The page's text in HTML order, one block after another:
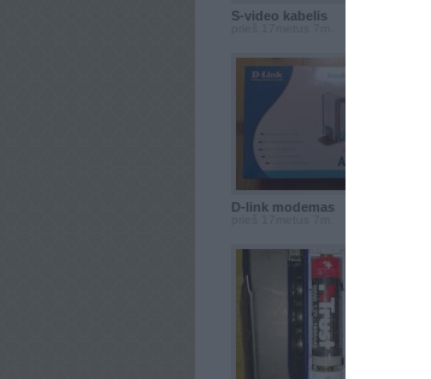
S-video kabelis
D-link modemas